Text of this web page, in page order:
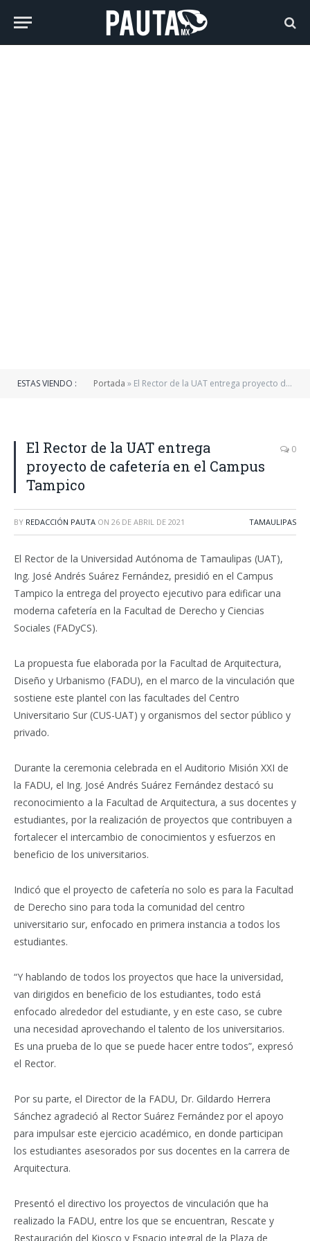
ESTAS VIENDO : Portada » El Rector de la UAT entrega proyecto de cafetería en el Campus Tampico
El Rector de la UAT entrega
proyecto de cafetería en el Campus
Tampico
0
BY REDACCIÓN PAUTA ON 26 DE ABRIL DE 2021 TAMAULIPAS
El Rector de la Universidad Autónoma de Tamaulipas (UAT),
Ing. José Andrés Suárez Fernández, presidió en el Campus
Tampico la entrega del proyecto ejecutivo para edificar una
moderna cafetería en la Facultad de Derecho y Ciencias
Sociales (FADyCS).
La propuesta fue elaborada por la Facultad de Arquitectura,
Diseño y Urbanismo (FADU), en el marco de la vinculación que
sostiene este plantel con las facultades del Centro
Universitario Sur (CUS-UAT) y organismos del sector público y
privado.
Durante la ceremonia celebrada en el Auditorio Misión XXI de
la FADU, el Ing. José Andrés Suárez Fernández destacó su
reconocimiento a la Facultad de Arquitectura, a sus docentes y
estudiantes, por la realización de proyectos que contribuyen a
fortalecer el intercambio de conocimientos y esfuerzos en
beneficio de los universitarios.
Indicó que el proyecto de cafetería no solo es para la Facultad
de Derecho sino para toda la comunidad del centro
universitario sur, enfocado en primera instancia a todos los
estudiantes.
“Y hablando de todos los proyectos que hace la universidad,
van dirigidos en beneficio de los estudiantes, todo está
enfocado alrededor del estudiante, y en este caso, se cubre
una necesidad aprovechando el talento de los universitarios.
Es una prueba de lo que se puede hacer entre todos”, expresó
el Rector.
Por su parte, el Director de la FADU, Dr. Gildardo Herrera
Sánchez agradeció al Rector Suárez Fernández por el apoyo
para impulsar este ejercicio académico, en donde participan
los estudiantes asesorados por sus docentes en la carrera de
Arquitectura.
Presentó el directivo los proyectos de vinculación que ha
realizado la FADU, entre los que se encuentran, Rescate y
Restauración del Kiosco y Espacio integral de la Plaza de